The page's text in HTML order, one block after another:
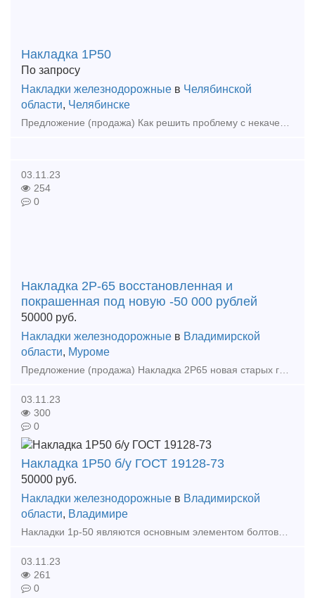
Накладка 1Р50
По запросу
Накладки железнодорожные в Челябинской
области, Челябинске
Предложение (продажа) Как решить проблему с некачественными поставками? Наша компания поможет! Мы предлагаем: Накладки 1Р65 (новые и б/у); Накладки 2
03.11.23
254
0
Накладка 2Р-65 восстановленная и
покрашенная под новую -50 000 рублей
50000 руб.
Накладки железнодорожные в Владимирской
области, Муроме
Предложение (продажа) Накладка 2Р65 новая старых годов - 7тн по 80000 Накладка 2Р65 новая 2015гг - 23тн по 100000 Накладка 2Р65бу - 10тн. Цена 34 500 руб
03.11.23
300
0
Накладка 1Р50 б/у ГОСТ 19128-73
50000 руб.
Накладки железнодорожные в Владимирской
области, Владимире
03.11.23
261
0